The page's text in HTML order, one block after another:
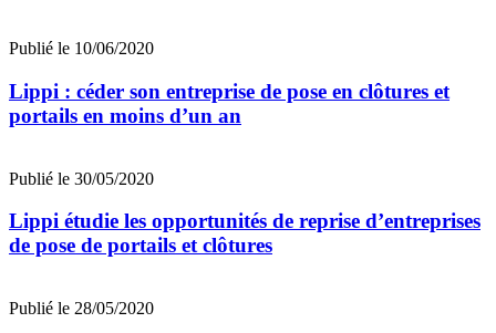
Publié le 10/06/2020
Lippi : céder son entreprise de pose en clôtures et
portails en moins d’un an
Publié le 30/05/2020
Lippi étudie les opportunités de reprise d’entreprises
de pose de portails et clôtures
Publié le 28/05/2020